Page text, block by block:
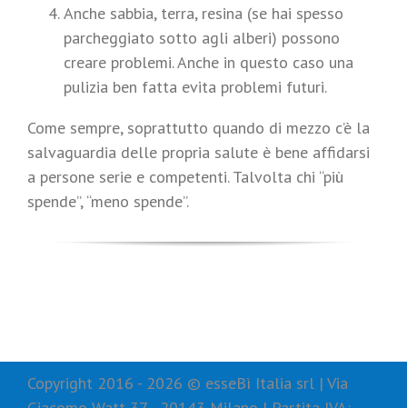
Anche sabbia, terra, resina (se hai spesso
parcheggiato sotto agli alberi) possono
creare problemi. Anche in questo caso una
pulizia ben fatta evita problemi futuri.
Come sempre, soprattutto quando di mezzo c’è la
salvaguardia delle propria salute è bene affidarsi
a persone serie e competenti. Talvolta chi “più
spende”, “meno spende”.
Copyright 2016 - 2026 © esseBì Italia srl | Via